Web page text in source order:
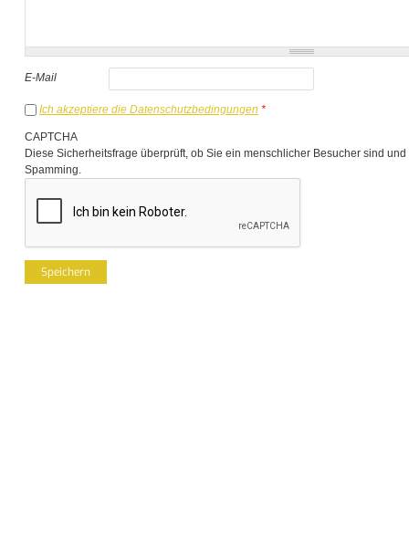
E-Mail
Ich akzeptiere die Datenschutzbedingungen *
CAPTCHA
Diese Sicherheitsfrage überprüft, ob Sie ein menschlicher Besucher sind
Spamming.